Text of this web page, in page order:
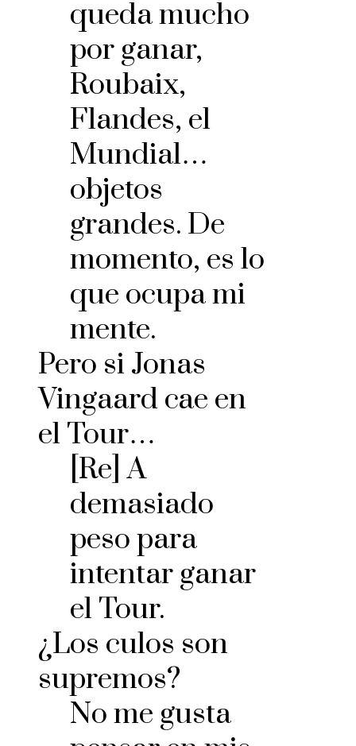
queda mucho
por ganar,
Roubaix,
Flandes, el
Mundial…
objetos
grandes. De
momento, es lo
que ocupa mi
mente.
Pero si Jonas
Vingaard cae en
el Tour…
[Re] A
demasiado
peso para
intentar ganar
el Tour.
¿Los culos son
supremos?
No me gusta